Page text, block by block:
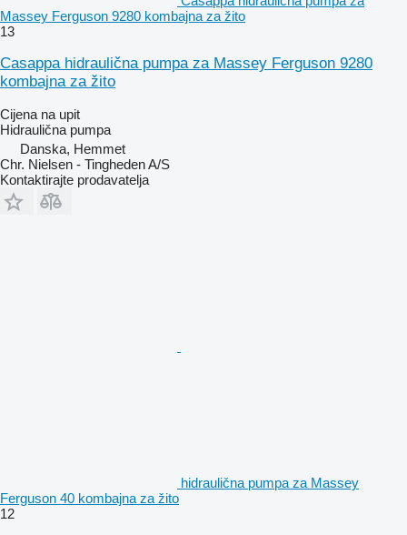
Massey Ferguson 9280 kombajna za žito
13
Casappa hidraulična pumpa za Massey Ferguson 9280
kombajna za žito
Cijena na upit
Hidraulična pumpa
Danska, Hemmet
Chr. Nielsen - Tingheden A/S
Kontaktirajte prodavatelja
hidraulična pumpa za Massey
Ferguson 40 kombajna za žito
12